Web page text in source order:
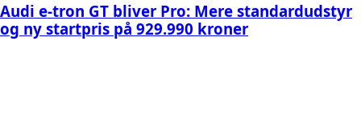
Audi e-tron GT bliver Pro: Mere standardudstyr
og ny startpris på 929.990 kroner